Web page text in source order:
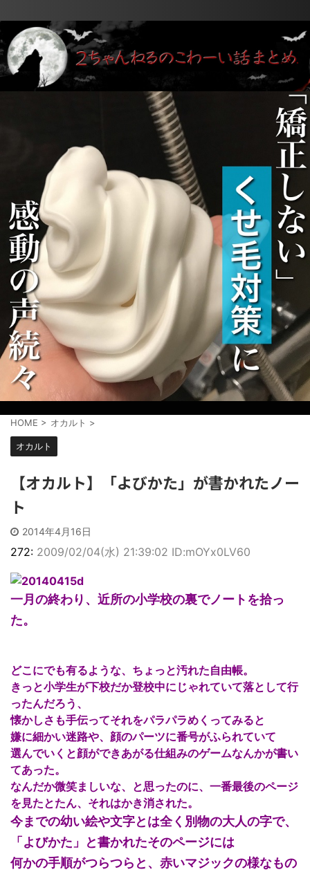
HOME > オカルト >
オカルト
【オカルト】「よびかた」が書かれたノー
ト
2014年4月16日
272: 2009/02/04(水) 21:39:02 ID:mOYx0LV60
一月の終わり、近所の小学校の裏でノートを拾っ
た。
どこにでも有るような、ちょっと汚れた自由帳。
きっと小学生が下校だか登校中にじゃれていて落として行
ったんだろう、
懐かしさも手伝ってそれをパラパラめくってみると
嫌に細かい迷路や、顔のパーツに番号がふられていて
選んでいくと顔ができあがる仕組みのゲームなんかが書い
てあった。
なんだか微笑ましいな、と思ったのに、一番最後のページ
を見たとたん、それはかき消された。
今までの幼い絵や文字とは全く別物の大人の字で、
「よびかた」と書かれたそのページには
何かの手順がつらつらと、赤いマジックの様なもの